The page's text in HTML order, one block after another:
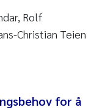
Rolf
Christian Teien
for å